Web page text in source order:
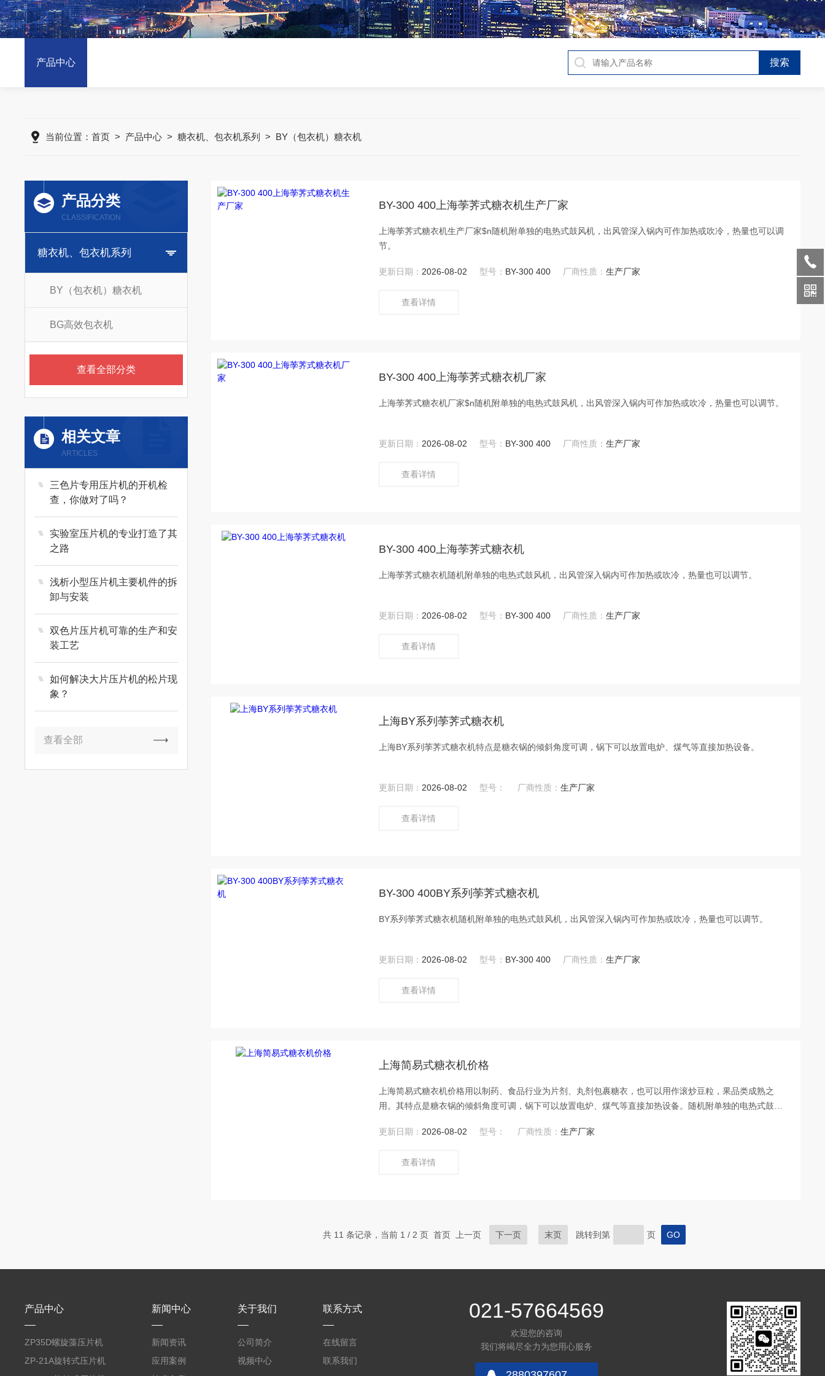
产品中心
当前位置：首页 > 产品中心 >糖衣机、包衣机系列 > BY（包衣机）糖衣机
产品分类
CLASSIFICATION
糖衣机、包衣机系列
BY（包衣机）糖衣机
BG高效包衣机
查看全部分类
相关文章
ARTICLES
三色片专用压片机的开机检
查，你做对了吗？
实验室压片机的专业打造了其
之路
浅析小型压片机主要机件的拆
卸与安装
双色片压片机可靠的生产和安
装工艺
如何解决大片压片机的松片现
象？
查看全部
BY-300 400上海荸荠式糖衣机生产厂家
上海荸荠式糖衣机生产厂家$n随机附单独的电热式鼓风机，出风管深入锅内可作加热或吹冷，热量也可以调
节。
更新日期： 2026-08-02 型号： BY-300 400 厂商性质：生产厂家
查看详情
BY-300 400上海荸荠式糖衣机厂家
上海荸荠式糖衣机厂家$n随机附单独的电热式鼓风机，出风管深入锅内可作加热或吹冷，热量也可以调节。
更新日期： 2026-08-02 型号： BY-300 400 厂商性质：生产厂家
查看详情
BY-300 400上海荸荠式糖衣机
上海荸荠式糖衣机随机附单独的电热式鼓风机，出风管深入锅内可作加热或吹冷，热量也可以调节。
更新日期： 2026-08-02 型号： BY-300 400 厂商性质：生产厂家
查看详情
上海BY系列荸荠式糖衣机
上海BY系列荸荠式糖衣机特点是糖衣锅的倾斜角度可调，锅下可以放置电炉、煤气等直接加热设备。
更新日期： 2026-08-02 型号： 厂商性质：生产厂家
查看详情
BY-300 400BY系列荸荠式糖衣机
BY系列荸荠式糖衣机随机附单独的电热式鼓风机，出风管深入锅内可作加热或吹冷，热量也可以调节。
更新日期： 2026-08-02 型号： BY-300 400 厂商性质：生产厂家
查看详情
上海简易式糖衣机价格
上海简易式糖衣机价格用以制药、食品行业为片剂、丸剂包裹糖衣，也可以用作滚炒豆粒，果品类成熟之
用。其特点是糖衣锅的倾斜角度可调，锅下可以放置电炉、煤气等直接加热设备。随机附单独的电热式鼓风
更新日期： 2026-08-02 型号： 厂商性质：生产厂家
查看详情
共 11 条记录，当前 1 / 2 页 首页 上一页 下一页 末页 跳转到第 页
产品中心
ZP35D螺旋藻压片机
ZP-21A旋转式压片机
新闻中心
新闻资讯
应用案例
关于我们
公司简介
视频中心
联系方式
在线留言
联系我们
021-57664569
欢迎您的咨询
我们将竭尽全力为您用心服务